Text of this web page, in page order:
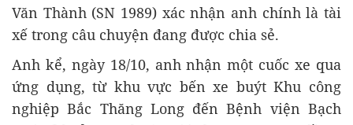
Văn Thành (SN 1989) xác nhận anh chính là tài
xế trong câu chuyện đang được chia sẻ.
Anh kể, ngày 18/10, anh nhận một cuốc xe qua
ứng dụng, từ khu vực bến xe buýt Khu công
nghiệp Bắc Thăng Long đến Bệnh viện Bạch